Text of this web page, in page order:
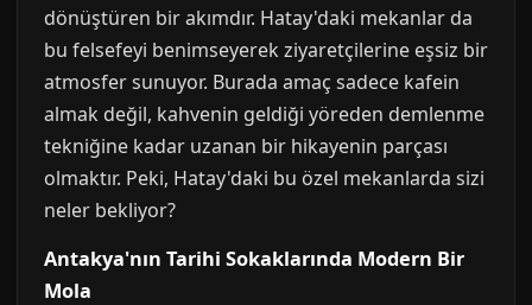
dönüştüren bir akımdır. Hatay'daki mekanlar da
bu felsefeyi benimseyerek ziyaretçilerine eşsiz bir
atmosfer sunuyor. Burada amaç sadece kafein
almak değil, kahvenin geldiği yöreden demlenme
tekniğine kadar uzanan bir hikayenin parçası
olmaktır. Peki, Hatay'daki bu özel mekanlarda sizi
neler bekliyor?
Antakya'nın Tarihi Sokaklarında Modern Bir
Mola